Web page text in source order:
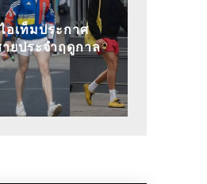
ไอเท็มประกาศ
ยประจำฤดูกาล